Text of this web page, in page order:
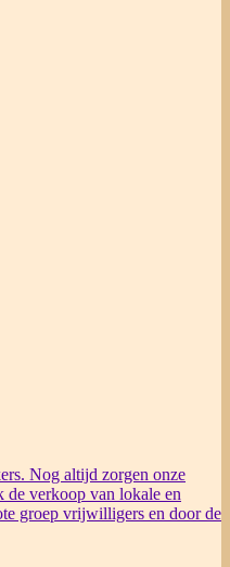
Nog altijd zorgen onze
de verkoop van lokale en
groep vrijwilligers en door de